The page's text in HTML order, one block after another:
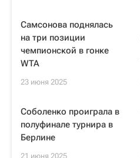
Самсонова поднялась
на три позиции
чемпионской в гонке
WTA
23 июня 2025
Соболенко проиграла в
полуфинале турнира в
Берлине
21 июня 2025